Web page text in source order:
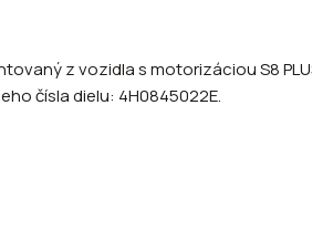
z vozidla s motorizáciou S8
čísla dielu: 4H0845022E.